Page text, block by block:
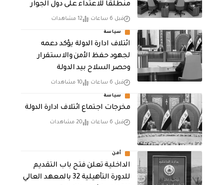
منطلقاً للاعتداء على دول الجوار
قبل 6 ساعات 12 مشاهدات
سياسة
ائتلاف ادارة الدولة يؤكد دعمه
لجهود حفظ الأمن والاستقرار
وحصر السلاح بيد الدولة
قبل 6 ساعات 10 مشاهدات
سياسة
مخرجات اجتماع ائتلاف ادارة الدولة
قبل 6 ساعات 20 مشاهدات
أمن
الداخلية تعلن فتح باب التقديم
للدورة التأهيلية 32 بالمعهد العالي